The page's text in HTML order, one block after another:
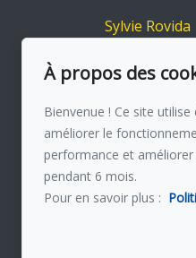
Sylvie Rovida
Inscriptions
Vendre
À propos
Témoignages
Statistiques
À propos des
Bienvenue ! Ce site
améliorer le
performance et
pendant 6 mois.
Pour en savoir plus :